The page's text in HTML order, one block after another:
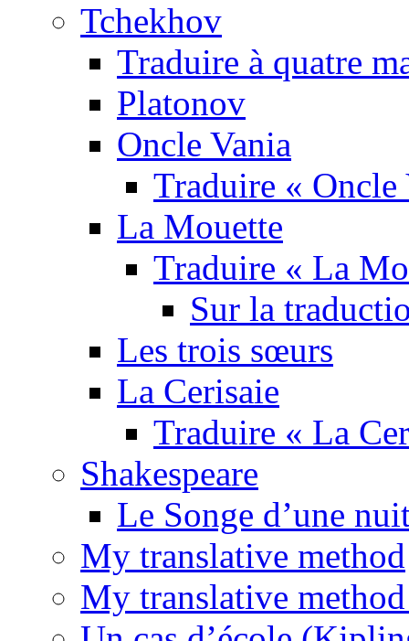
Tchekhov
Traduire à quatre
Platonov
Oncle Vania
Traduire « Oncle
La Mouette
Traduire « La
Sur la
Les trois sœurs
La Cerisaie
Traduire « La
Shakespeare
Le Songe d’une
My translative method
My translative